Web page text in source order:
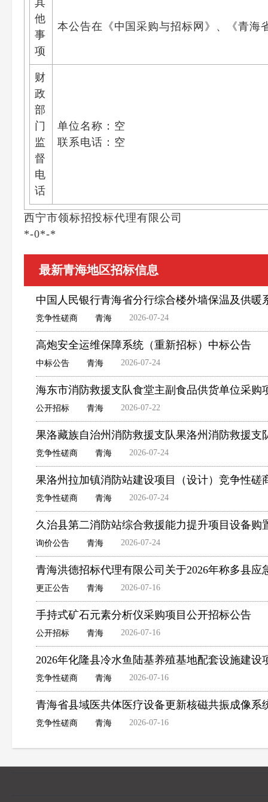
其
他
事
项
本公告在《中国采购与招标网》、《青海
财
政
部
门
监
督
电
话
单位名称：空
联系电话：空
西宁市领标招投标代理有限公司
*-0*-*
最新青海地区招标信息
中国人民银行青海省分行综合楼外墙保温及供暖
竞争性磋商 青海 2026-07-24
高炮安全运维保障系统（重新招标）中标公告
中标公告 青海 2026-07-24
海东市消防救援支队食堂主副食品供货单位采购
公开招标 青海 2026-07-22
果洛藏族自治州消防救援支队果洛州消防救援
竞争性磋商 青海 2026-07-24
果洛州拉加镇消防站建设项目（设计）竞争性磋
竞争性磋商 青海 2026-07-24
久治县第二消防站综合救援能力提升项目设备购
询价公告 青海 2026-07-24
青海洪德招标代理有限公司关于2026年称多县
更正公告 青海 2026-07-16
手持式矿石元素分析仪采购项目公开招标公告
公开招标 青海 2026-07-16
2026年化隆县冷水鱼陆基养殖基地配套设施建设
竞争性磋商 青海 2026-07-16
青海省县域医共体医疗设备更新核磁共振成像系
竞争性磋商 青海 2026-07-16